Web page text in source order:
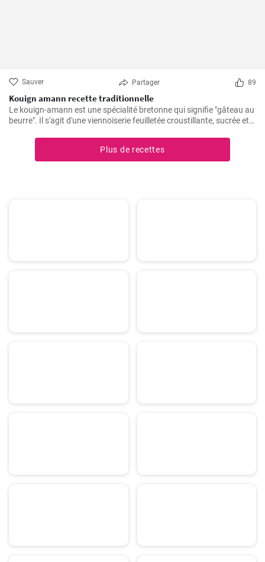
Sauver Partager 89
Kouign amann recette traditionnelle
Le kouign-amann est une spécialité bretonne qui signifie "gâteau au
beurre". Il s'agit d'une viennoiserie feuilletée croustillante, sucrée et
résultat en vaut vraiment la peine !
Plus de recettes